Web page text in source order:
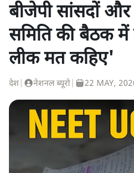
बीजेपी सांसदों
समिति की बैठक
लीक मत कहिए'
देश नेशनल ब्यूरो 22 MAY,